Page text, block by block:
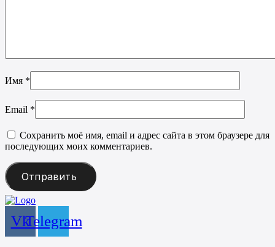
Имя *
Email *
Сохранить моё имя, email и адрес сайта в этом браузере для
последующих моих комментариев.
VkTelegram